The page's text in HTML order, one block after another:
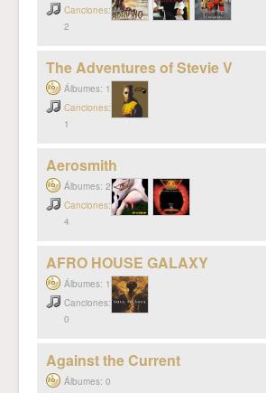
Canciones:
2
The Adventures of Stevie V
Álbumes: 1
Canciones:
1
Aerosmith
Álbumes: 2
Canciones:
4
AFRO HOUSE GALAXY
Álbumes: 1
Canciones:
0
Against the Current
Álbumes: 0